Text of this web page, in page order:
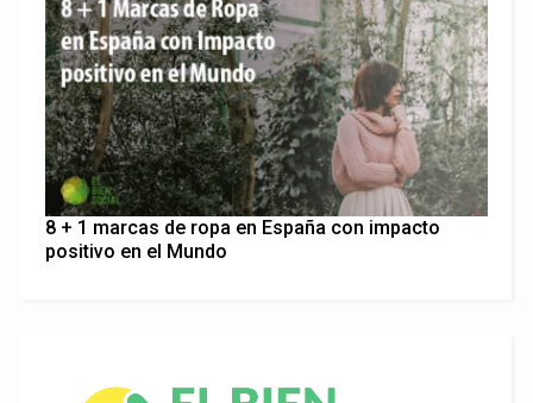
8 + 1 marcas de ropa en España con impacto
positivo en el Mundo